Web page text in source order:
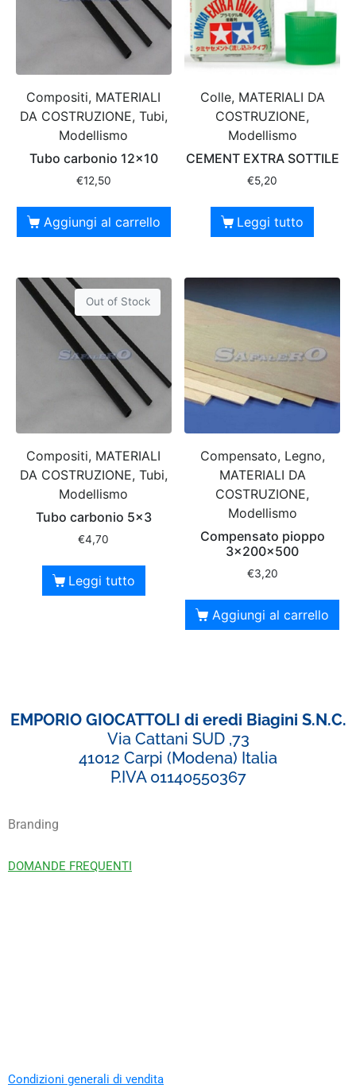
Compositi, MATERIALI
DA COSTRUZIONE, Tubi,
Modellismo
Tubo carbonio 12×10
€12,50
Aggiungi al carrello
Colle, MATERIALI DA
COSTRUZIONE,
Modellismo
CEMENT EXTRA SOTTILE
€5,20
Leggi tutto
Out of Stock
Compositi, MATERIALI
DA COSTRUZIONE, Tubi,
Modellismo
Tubo carbonio 5×3
€4,70
Leggi tutto
Compensato, Legno,
MATERIALI DA
COSTRUZIONE,
Modellismo
Compensato pioppo
3x200x500
€3,20
Aggiungi al carrello
EMPORIO GIOCATTOLI di eredi Biagini S.N.C.
Via Cattani SUD ,73
41012 Carpi (Modena) Italia
P.IVA 01140550367
Branding
DOMANDE FREQUENTI
Condizioni generali di vendita